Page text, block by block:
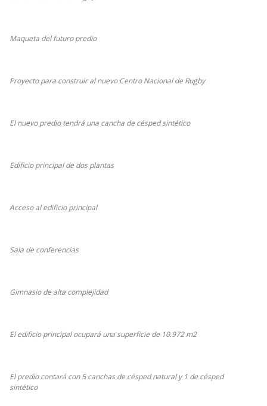
Maqueta del futuro predio
Proyecto para construir al nuevo Centro Nacional de Rugby
El nuevo predio tendrá una cancha de césped sintético
Edificio principal de dos plantas
Acceso al edificio principal
Sala de conferencias
Gimnasio de alta complejidad
El edificio principal ocupará una superficie de 10.972 m2
El predio contará con 5 canchas de césped natural y 1 de césped
sintético